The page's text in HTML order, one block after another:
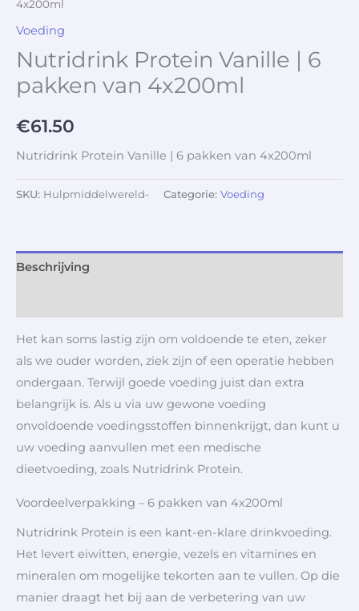
4x200ml
Voeding
Nutridrink Protein Vanille | 6
pakken van 4x200ml
€61.50
Nutridrink Protein Vanille | 6 pakken van 4x200ml
SKU: Hulpmiddelwereld- Categorie: Voeding
Beschrijving
Het kan soms lastig zijn om voldoende te eten, zeker
als we ouder worden, ziek zijn of een operatie hebben
ondergaan. Terwijl goede voeding juist dan extra
belangrijk is. Als u via uw gewone voeding
onvoldoende voedingsstoffen binnenkrijgt, dan kunt u
uw voeding aanvullen met een medische
dieetvoeding, zoals Nutridrink Protein.
Voordeelverpakking – 6 pakken van 4x200ml
Nutridrink Protein is een kant-en-klare drinkvoeding.
Het levert eiwitten, energie, vezels en vitamines en
mineralen om mogelijke tekorten aan te vullen. Op die
manier draagt het bij aan de verbetering van uw